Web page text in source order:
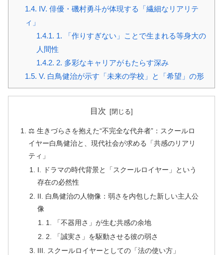
1.4. IV. 俳優・磯村勇斗が体現する「繊細なリアリテ
ィ」
1.4.1. 1. 「作りすぎない」ことで生まれる等身大の
人間性
1.4.2. 2. 多彩なキャリアがもたらす深み
1.5. V. 白鳥健治が示す「未来の学校」と「希望」の形
目次
⚖️ 生きづらさを抱えた“不完全な代弁者”：スクールロ
イヤー白鳥健治と、現代社会が求める「共感のリアリ
ティ」
I. ドラマの時代背景と「スクールロイヤー」という
存在の必然性
II. 白鳥健治の人物像：弱さを内包した新しい主人公
像
1. 「不器用さ」が生む共感の余地
2. 「誠実さ」を駆動させる彼の弱さ
III. スクールロイヤーとしての「法の使い方」